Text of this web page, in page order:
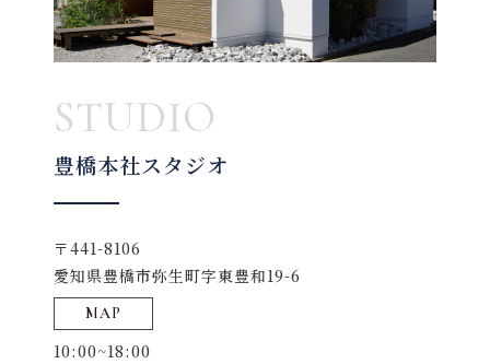
STUDIO
豊橋本社スタジオ
〒441-8106
愛知県豊橋市弥生町字東豊和19-6
MAP
10:00~18:00